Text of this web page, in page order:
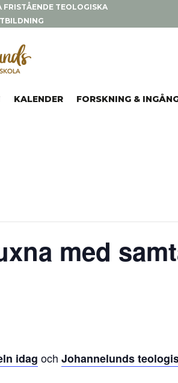
FRISTÅENDE TEOLOGISKA
KALENDER FORSKNING &
med
idag och Johannelunds